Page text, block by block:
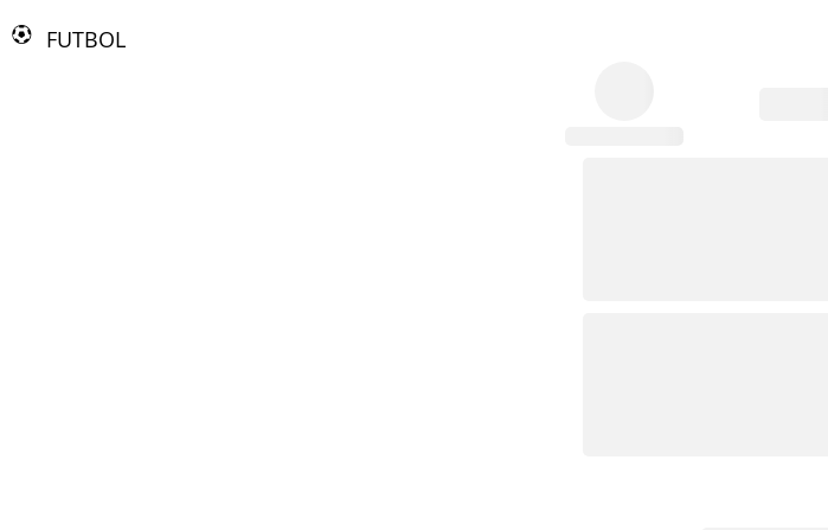
FUTBOL